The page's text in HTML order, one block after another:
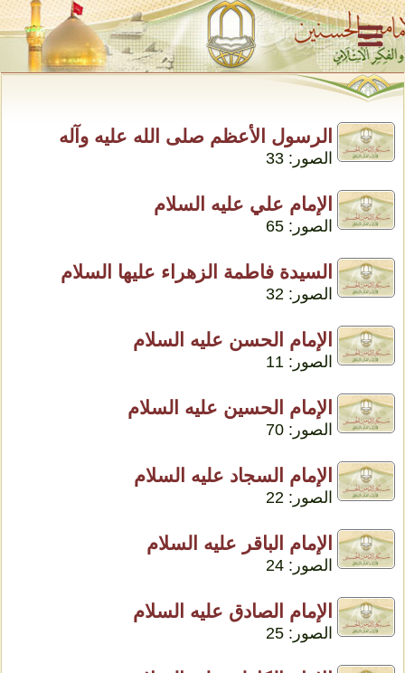
الرسول الأعظم صلى الله عليه وآله
الصور: 33
الإمام علي عليه السلام
الصور: 65
السيدة فاطمة الزهراء عليها السلام
الصور: 32
الإمام الحسن عليه السلام
الصور: 11
الإمام الحسين عليه السلام
الصور: 70
الإمام السجاد عليه السلام
الصور: 22
الإمام الباقر عليه السلام
الصور: 24
الإمام الصادق عليه السلام
الصور: 25